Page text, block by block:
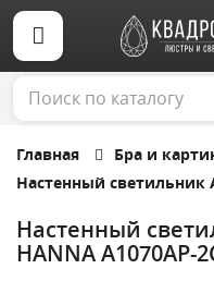
Главная Бра и
Настенный светильник
Настенный
HANNA A1070AP-